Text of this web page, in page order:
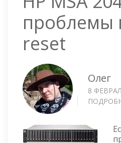
проблемы
reset
Олег
8